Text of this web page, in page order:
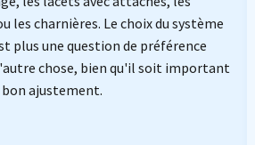
les charnières. Le choix du système
plus une question de préférence
chose, bien qu'il soit important
ajustement.